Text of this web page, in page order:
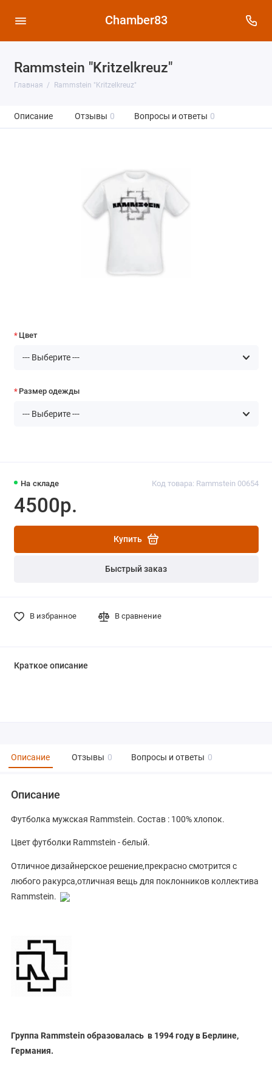
Chamber83
Rammstein "Kritzelkreuz"
Главная Rammstein "Kritzelkreuz"
Описание Отзывы 0 Вопросы и ответы 0
На складе Код товара: Rammstein 00654
4500р.
Купить
Быстрый заказ
В избранное В сравнение
Цвет
Размер одежды
Краткое описание
Описание Отзывы 0 Вопросы и ответы 0
Описание
Футболка мужская Rammstein. Состав : 100% хлопок.
Цвет футболки Rammstein - белый.
Отличное дизайнерское решение,прекрасно смотрится с
любого ракурса,отличная вещь для поклонников коллектива
Rammstein.
Группа Rammstein образовалась в 1994 году в Берлине,
Германия.